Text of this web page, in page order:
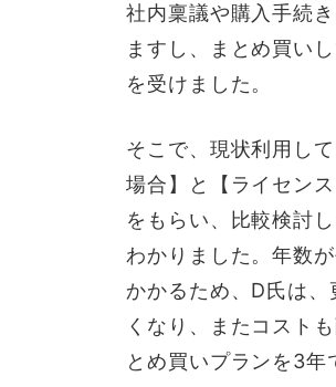
社内稟議や購入手続
ますし、まとめ買い
を受けました。
そこで、現状利用し
場合】と【ライセン
をもらい、比較検討
わかりました。年数
かかるため、D氏は
くなり、またコスト
とめ買いプランを3年